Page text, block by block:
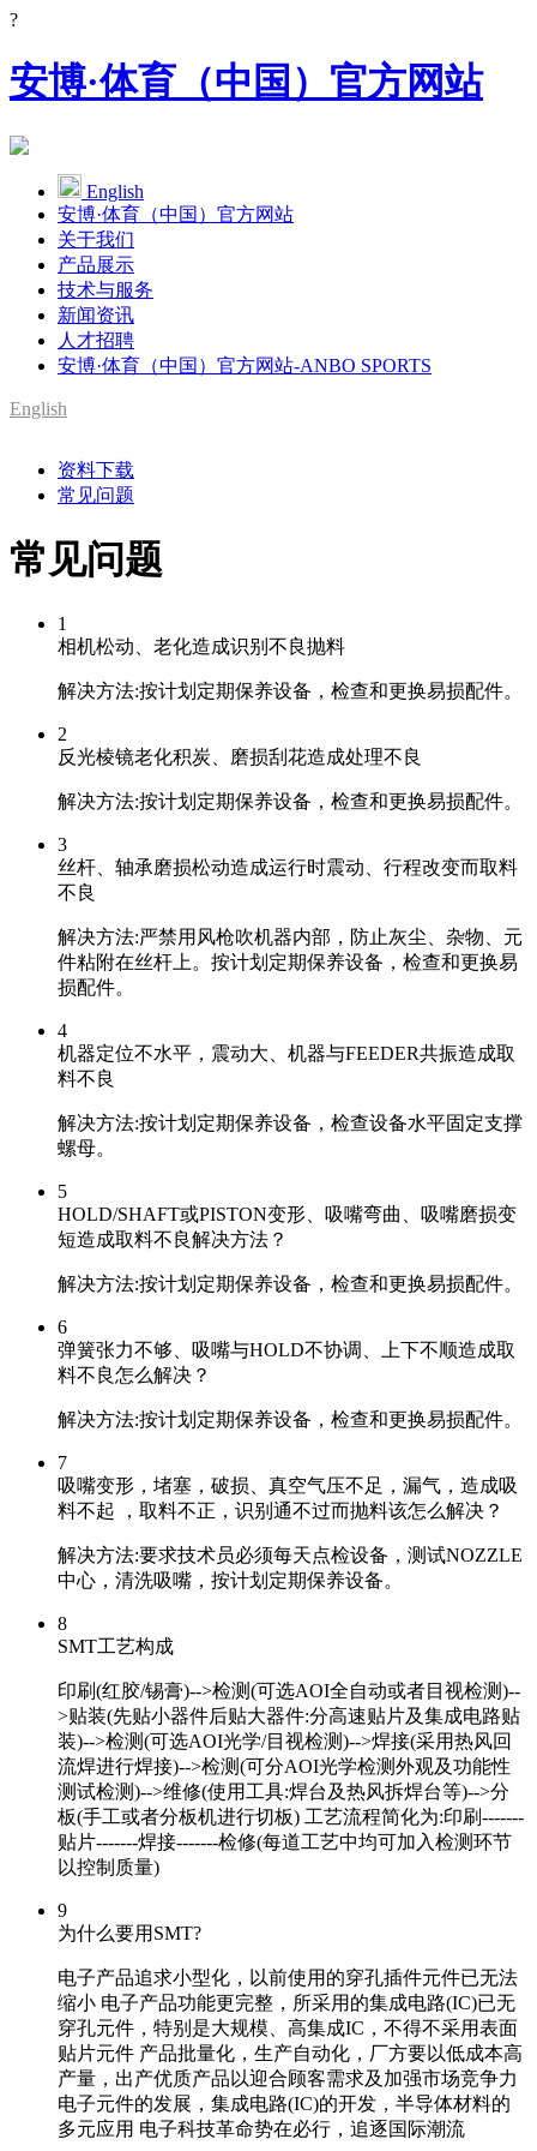
?
安博·体育（中国）官方网站
English
安博·体育（中国）官方网站
关于我们
产品展示
技术与服务
新闻资讯
人才招聘
安博·体育（中国）官方网站-ANBO SPORTS
English
资料下载
常见问题
常见问题
1
相机松动、老化造成识别不良抛料
解决方法:按计划定期保养设备，检查和更换易损配件。
2
反光棱镜老化积炭、磨损刮花造成处理不良
解决方法:按计划定期保养设备，检查和更换易损配件。
3
丝杆、轴承磨损松动造成运行时震动、行程改变而取料
不良
解决方法:严禁用风枪吹机器内部，防止灰尘、杂物、元
件粘附在丝杆上。按计划定期保养设备，检查和更换易
损配件。
4
机器定位不水平，震动大、机器与FEEDER共振造成取
料不良
解决方法:按计划定期保养设备，检查设备水平固定支撑
螺母。
5
HOLD/SHAFT或PISTON变形、吸嘴弯曲、吸嘴磨损变
短造成取料不良解决方法？
解决方法:按计划定期保养设备，检查和更换易损配件。
6
弹簧张力不够、吸嘴与HOLD不协调、上下不顺造成取
料不良怎么解决？
解决方法:按计划定期保养设备，检查和更换易损配件。
7
吸嘴变形，堵塞，破损、真空气压不足，漏气，造成吸
料不起 ，取料不正，识别通不过而抛料该怎么解决？
解决方法:要求技术员必须每天点检设备，测试NOZZLE
中心，清洗吸嘴，按计划定期保养设备。
8
SMT工艺构成
印刷(红胶/锡膏)-->检测(可选AOI全自动或者目视检测)--
>贴装(先贴小器件后贴大器件:分高速贴片及集成电路贴
装)-->检测(可选AOI光学/目视检测)-->焊接(采用热风回
流焊进行焊接)-->检测(可分AOI光学检测外观及功能性
测试检测)-->维修(使用工具:焊台及热风拆焊台等)-->分
板(手工或者分板机进行切板) 工艺流程简化为:印刷-------
贴片-------焊接-------检修(每道工艺中均可加入检测环节
以控制质量)
9
为什么要用SMT?
电子产品追求小型化，以前使用的穿孔插件元件已无法
缩小 电子产品功能更完整，所采用的集成电路(IC)已无
穿孔元件，特别是大规模、高集成IC，不得不采用表面
贴片元件 产品批量化，生产自动化，厂方要以低成本高
产量，出产优质产品以迎合顾客需求及加强市场竞争力
电子元件的发展，集成电路(IC)的开发，半导体材料的
多元应用 电子科技革命势在必行，追逐国际潮流